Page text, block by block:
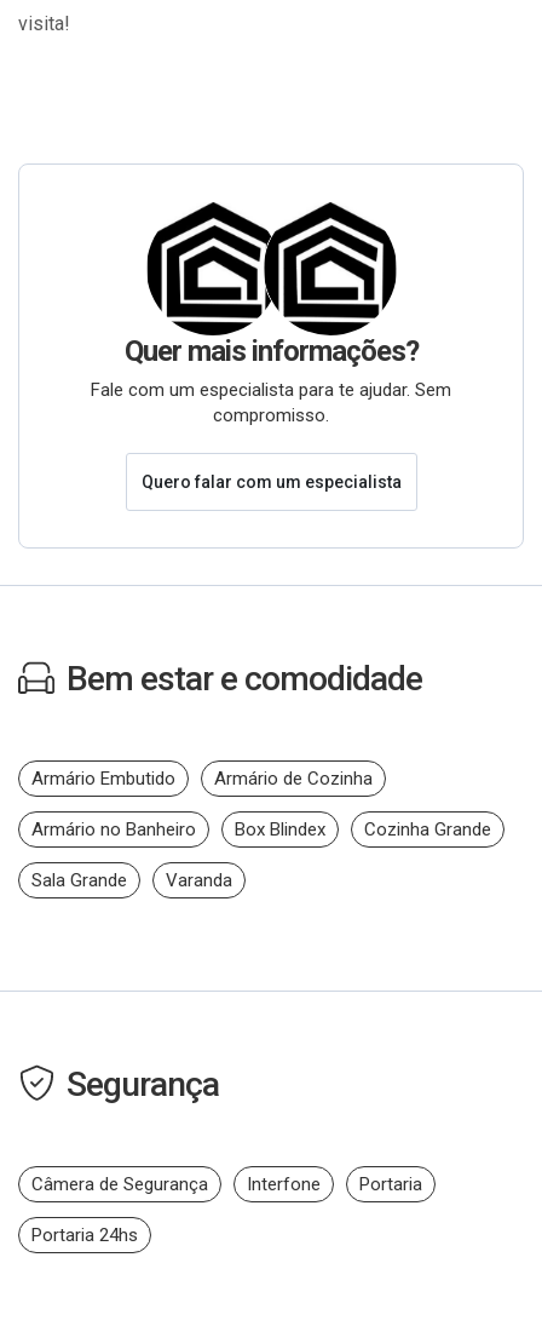
visita!
Quer mais informações?
Fale com um especialista para te ajudar. Sem
compromisso.
Quero falar com um especialista
Bem estar e comodidade
Armário Embutido Armário de Cozinha
Armário no Banheiro Box Blindex Cozinha Grande
Sala Grande Varanda
Segurança
Câmera de Segurança Interfone Portaria
Portaria 24hs